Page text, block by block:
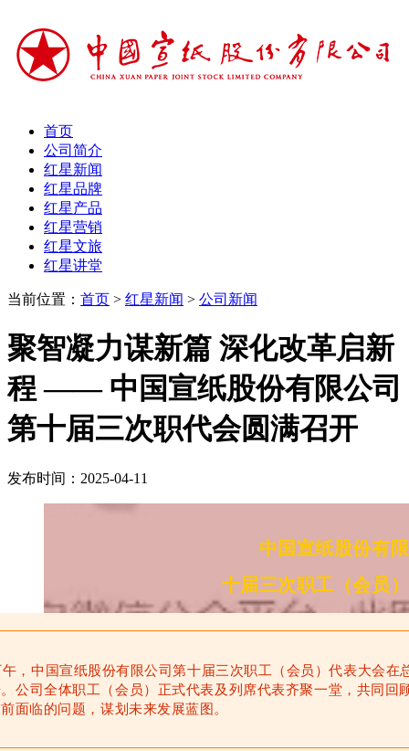
首页
公司简介
红星新闻
红星品牌
红星产品
红星营销
红星文旅
红星讲堂
当前位置： 首页 > 红星新闻 > 公司新闻
聚智凝力谋新篇 深化改革启新
程 —— 中国宣纸股份有限公司
第十届三次职代会圆满召开
发布时间：2025-04-11
中国宣纸股份有
十届三次职工（会员
，中国宣纸股份有限公司第十届三次职工（会员）代表大会在
公司全体职工（会员）正式代表及列席代表齐聚一堂，共同回
面临的问题，谋划未来发展蓝图。